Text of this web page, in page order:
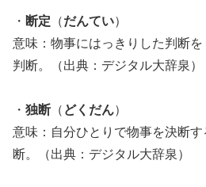
・ 断定 （だんてい）
意味：物事にはっきりした判断
判断。（出典：デジタル大辞泉）
・ 独断 （ どくだん）
意味：自分ひとりで物事を決断
断。（出典：デジタル大辞泉）